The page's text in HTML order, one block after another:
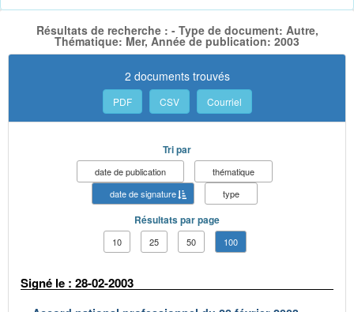
Résultats de recherche : - Type de document: Autre,
Thématique: Mer, Année de publication: 2003
2 documents trouvés
PDF CSV Courriel
Tri par
date de publication
thématique
date de signature
type
Résultats par page
10 25 50 100
Signé le : 28-02-2003